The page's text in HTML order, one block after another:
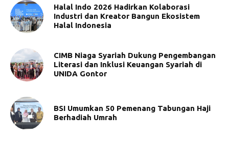
Halal Indo 2026 Hadirkan Kolaborasi
Industri dan Kreator Bangun Ekosistem
Halal Indonesia
CIMB Niaga Syariah Dukung Pengembangan
Literasi dan Inklusi Keuangan Syariah di
UNIDA Gontor
BSI Umumkan 50 Pemenang Tabungan Haji
Berhadiah Umrah